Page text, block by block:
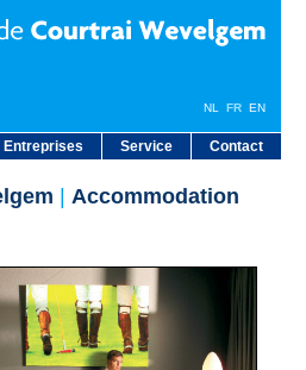
Entreprises Service Contact
NL FR EN
Accommodation